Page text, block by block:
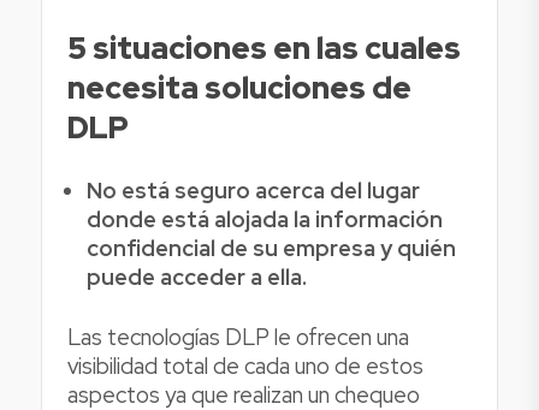
5 situaciones en las cuales
necesita soluciones de
DLP
No está seguro acerca del lugar
donde está alojada la información
confidencial de su empresa y quién
puede acceder a ella.
Las tecnologías DLP le ofrecen una
visibilidad total de cada uno de estos
aspectos ya que realizan un chequeo